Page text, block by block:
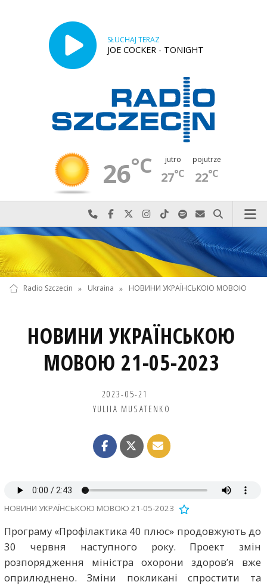
SŁUCHAJ TERAZ
JOE COCKER - TONIGHT
26°C jutro
27°C
pojutrze
22°C
Najlepiej po prostu do nas zadzwoń
Odwiedź nas na Facebook-u
Odwiedź nas na X
Odwiedź nas na Instagram-ie
Odwiedź nas na TikTok-u
Szukaj nas na Spotify
Wyślij do nas
Szukaj
Radio Szczecin » Ukraina » НОВИНИ УКРАЇНСЬКОЮ МОВОЮ
НОВИНИ УКРАЇНСЬКОЮ
МОВОЮ 21-05-2023
2023-05-21
YULIIA MUSATENKO
НОВИНИ УКРАЇНСЬКОЮ МОВОЮ 21-05-2023
Програму «Профілактика 40 плюс» продовжують до
30 червня наступного року. Проект змін
розпорядження міністра охорони здоров’я вже
оприлюднено. Зміни покликані спростити та